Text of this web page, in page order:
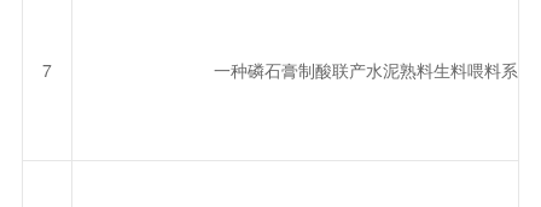
7 一种磷石膏制酸联产水泥熟料生料喂料系统